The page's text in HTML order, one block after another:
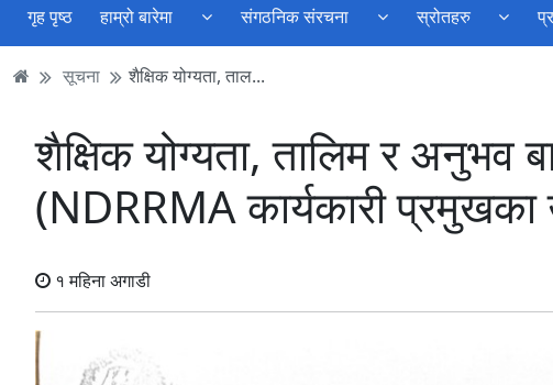
गृह पृष्ठ हाम्रो बारेमा संगठनिक संरचना स्रोतहरु
सूचना शैक्षिक योग्यता, ताल...
शैक्षिक योग्यता, तालिम र अनुभव
(NDRRMA कार्यकारी प्रमुखका
१ महिना अगाडी